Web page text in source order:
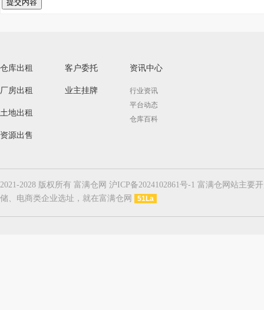
提交内容
仓库出租
厂房出租
土地出租
资源出售
客户委托
业主挂牌
资讯中心
行业资讯
平台动态
仓库百科
2021-2028 版权所有 富满仓网 沪ICP备2024102861号-1 富满仓网站主
储、电商类企业选址，就在富满仓网
51La